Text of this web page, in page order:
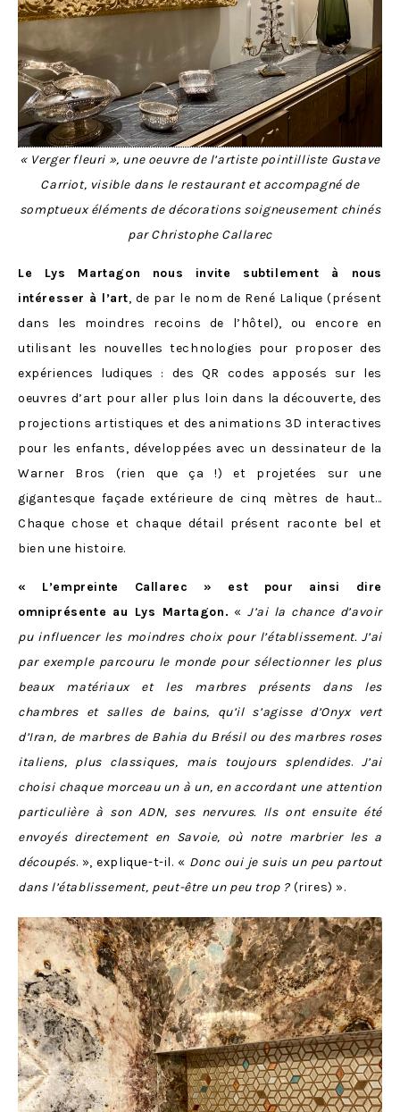
« Verger fleuri », une oeuvre de l’artiste pointilliste Gustave
Carriot, visible dans le restaurant et accompagné de
somptueux éléments de décorations soigneusement chinés
par Christophe Callarec
Le Lys Martagon nous invite subtilement à nous
intéresser à l’art, de par le nom de René Lalique (présent
dans les moindres recoins de l’hôtel), ou encore en
utilisant les nouvelles technologies pour proposer des
expériences ludiques : des QR codes apposés sur les
oeuvres d’art pour aller plus loin dans la découverte, des
projections artistiques et des animations 3D interactives
pour les enfants, développées avec un dessinateur de la
Warner Bros (rien que ça !) et projetées sur une
gigantesque façade extérieure de cinq mètres de haut…
Chaque chose et chaque détail présent raconte bel et
bien une histoire.
« L’empreinte Callarec » est pour ainsi dire
omniprésente au Lys Martagon. «J’ai la chance d’avoir
pu influencer les moindres choix pour l’établissement. J’ai
par exemple parcouru le monde pour sélectionner les plus
beaux matériaux et les marbres présents dans les
chambres et salles de bains, qu’il s’agisse d’Onyx vert
d’Iran, de marbres de Bahia du Brésil ou des marbres roses
italiens, plus classiques, mais toujours splendides. J’ai
choisi chaque morceau un à un, en accordant une attention
particulière à son ADN, ses nervures. Ils ont ensuite été
envoyés directement en Savoie, où notre marbrier les a
découpés. », explique-t-il. « Donc oui je suis un peu partout
dans l’établissement, peut-être un peu trop ? (rires) ».